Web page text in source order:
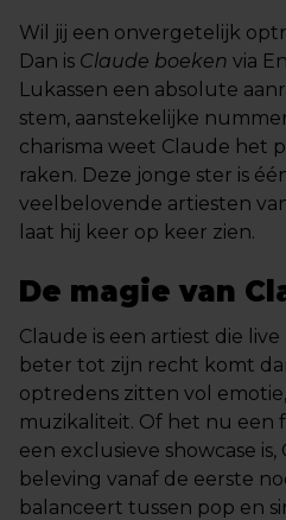
Wil jij een onvergetelijk
Dan is Claude boeken via
Lukassen een absolute
stem, aanstekelijke
charisma weet Claude het
raken. Deze jonge ster is
veelbelovende artiesten
laat hij keer op keer zien.
De magie van
Claude is een artiest die live
beter tot zijn recht komt
optredens zitten vol
muzikaliteit. Of het nu een
een exclusieve showcase
beleving vanaf de eerste
balanceert tussen pop en